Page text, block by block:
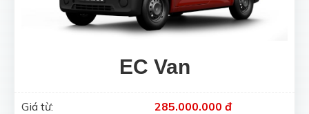
EC Van
Giá từ: 285.000.000 đ